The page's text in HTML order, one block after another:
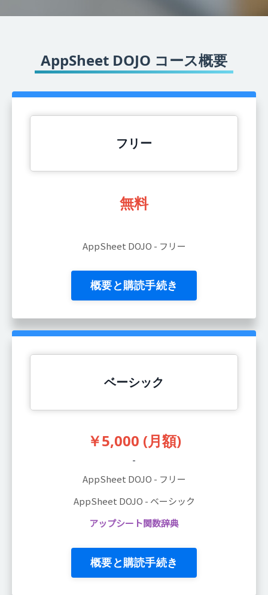
AppSheet DOJO コース概要
フリー
無料
AppSheet DOJO - フリー
概要と購読手続き
ベーシック
￥5,000 (月額)
AppSheet DOJO - フリー
AppSheet DOJO - ベーシック
アップシート関数辞典
概要と購読手続き